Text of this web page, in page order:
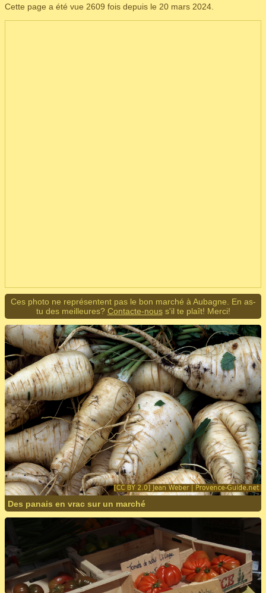
Cette page a été vue 2609 fois depuis le 20 mars 2024.
Ces photo ne représentent pas le bon marché à Aubagne. En as-
tu des meilleures? Contacte-nouss'il te plaît! Merci!
Des panais en vrac sur un marché